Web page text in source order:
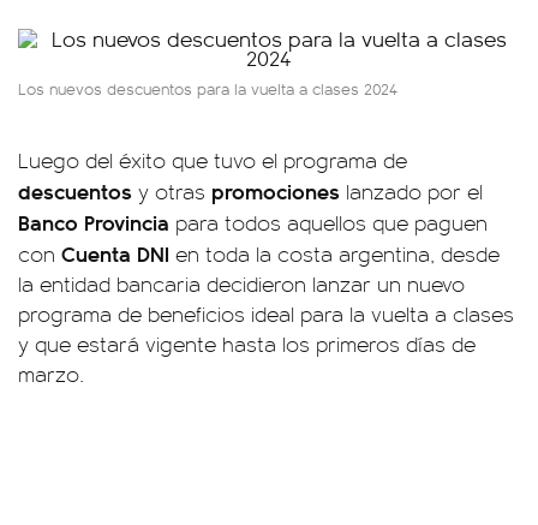
Los nuevos descuentos para la vuelta a clases 2024
Luego del éxito que tuvo el programa de
descuentos y otras promociones lanzado por el
Banco Provincia para todos aquellos que paguen
con Cuenta DNI en toda la costa argentina, desde
la entidad bancaria decidieron lanzar un nuevo
programa de beneficios ideal para la vuelta a clases
y que estará vigente hasta los primeros días de
marzo.